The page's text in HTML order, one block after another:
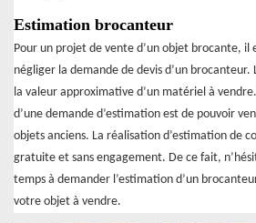
Estimation brocanteur
Pour un projet de vente d’un objet brocante, il
négliger la demande de devis d’un brocanteur.
la valeur approximative d’un matériel à
d’une demande d’estimation est de pouvoir
objets anciens. La réalisation d’estimation de
gratuite et sans engagement. De ce fait,
temps à demander l’estimation d’un
votre objet à vendre.